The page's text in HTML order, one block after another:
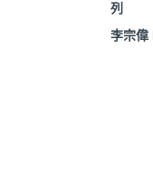
列
李宗偉